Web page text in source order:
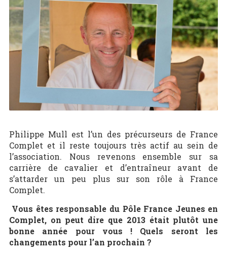
Philippe Mull est l’un des précurseurs de France
Complet et il reste toujours très actif au sein de
l’association. Nous revenons ensemble sur sa
carrière de cavalier et d’entraîneur avant de
s’attarder un peu plus sur son rôle à France
Complet.
Vous êtes responsable du Pôle France Jeunes en
Complet, on peut dire que 2013 était plutôt une
bonne année pour vous ! Quels seront les
changements pour l’an prochain ?